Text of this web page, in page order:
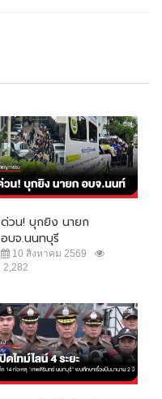
ด่วน! บุกยิง นายก
อบจ.นนทบุรี
10 สิงหาคม 2569
2,282